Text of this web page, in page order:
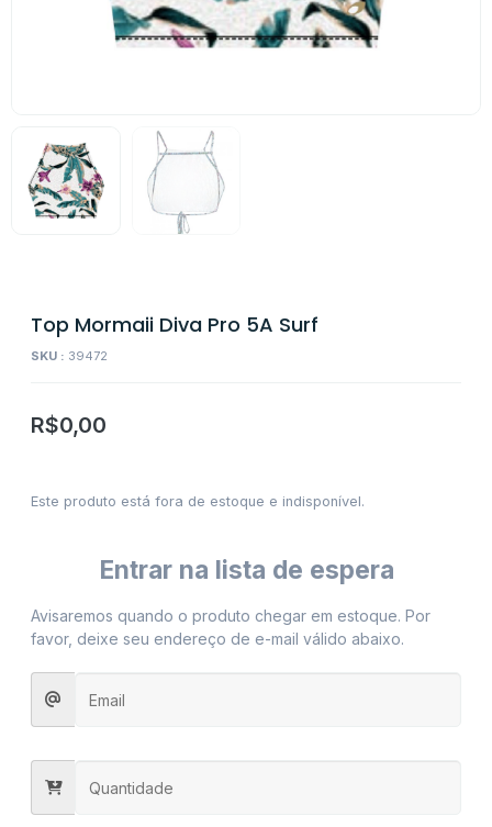
Top Mormaii Diva Pro 5A Surf
SKU : 39472
R$0,00
Este produto está fora de estoque e indisponível.
Entrar na lista de espera
Avisaremos quando o produto chegar em estoque. Por
favor, deixe seu endereço de e-mail válido abaixo.